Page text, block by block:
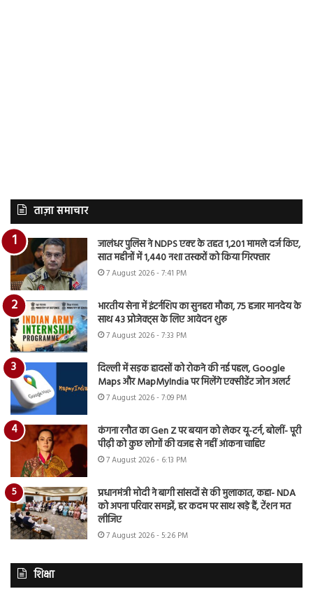
ताज़ा समाचार
जालंधर पुलिस ने NDPS एक्ट के तहत 1,201 मामले दर्ज किए,
सात महीनों में 1,440 नशा तस्करों को किया गिरफ्तार
7 August 2026 - 7:41 PM
भारतीय सेना में इंटर्नशिप का सुनहरा मौका, 75 हजार मानदेय के
साथ 43 प्रोजेक्ट्स के लिए आवेदन शुरू
7 August 2026 - 7:33 PM
दिल्ली में सड़क हादसों को रोकने की नई पहल, Google
Maps और MapMyIndia पर मिलेंगे एक्सीडेंट जोन अलर्ट
7 August 2026 - 7:09 PM
कंगना रनौत का Gen Z पर बयान को लेकर यू-टर्न, बोलीं- पूरी
पीढ़ी को कुछ लोगों की वजह से नहीं आंकना चाहिए
7 August 2026 - 6:13 PM
प्रधानमंत्री मोदी ने बागी सांसदों से की मुलाकात, कहा- NDA
को अपना परिवार समझें, हर कदम पर साथ खड़े हैं, टेंशन मत
लीजिए
7 August 2026 - 5:26 PM
शिक्षा